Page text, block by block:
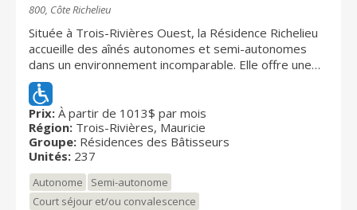
800, Côte Richelieu
Située à Trois-Rivières Ouest, la Résidence Richelieu
accueille des aînés autonomes et semi-autonomes
dans un environnement incomparable. Elle offre une
gamme complète de services personnalisés d'une
qualité exceptionnelle. La Résidence Richelieu se
distingue par son caractère humain. C'est dans un
esprit convivial que nous accompagnons les résidents
dans leurs activités quotidiennes tout en préservant
leur autonomie. Notre équipe est formée de gens
respectueux de la vie privé des résidents, attentifs
aux besoins de ceux-ci et à l'écoute de leur famille.
Prix: À partir de 1013$ par mois
Région: Trois-Rivières, Mauricie
Groupe: Résidences des Bâtisseurs
Unités: 237
Autonome
Semi-autonome
Court séjour et/ou convalescence